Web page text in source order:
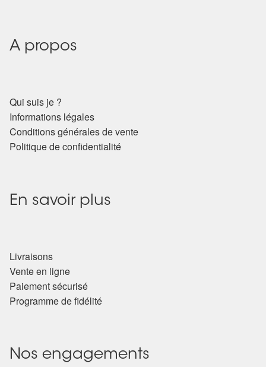
A propos
Qui suis je ?
Informations légales
Conditions générales de vente
Politique de confidentialité
En savoir plus
Livraisons
Vente en ligne
Paiement sécurisé
Programme de fidélité
Nos engagements